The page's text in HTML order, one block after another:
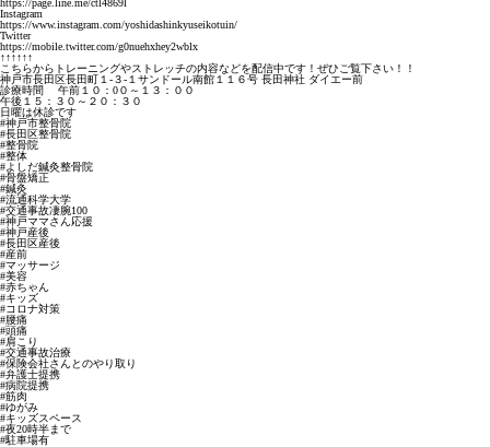
https://page.line.me/ctl4869l
Instagram
https://www.instagram.com/yoshidashinkyuseikotuin/
Twitter
https://mobile.twitter.com/g0nuehxhey2wblx
↑↑↑↑↑↑
こちらからトレーニングやストレッチの内容などを配信中です！ぜひご覧下さい！！
神戸市長田区長田町１-３-１サンドール南館１１６号 長田神社 ダイエー前
診療時間 午前１０：0０～１３：００
午後１５：３０～２０：３０
日曜は休診です
#神戸市整骨院
#長田区整骨院
#整骨院
#整体
#よしだ鍼灸整骨院
#骨盤矯正
#鍼灸
#流通科学大学
#交通事故凄腕100
#神戸ママさん応援
#神戸産後
#長田区産後
#産前
#マッサージ
#美容
#赤ちゃん
#キッズ
#コロナ対策
#腰痛
#頭痛
#肩こり
#交通事故治療
#保険会社さんとのやり取り
#弁護士提携
#病院提携
#筋肉
#ゆがみ
#キッズスペース
#夜20時半まで
#駐車場有